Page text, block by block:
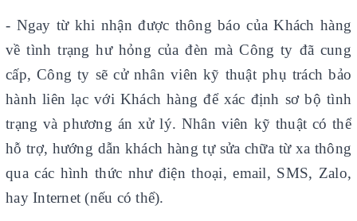
- Ngay từ khi nhận được thông báo của Khách hàng
về tình trạng hư hỏng của đèn mà Công ty đã cung
cấp, Công ty sẽ cử nhân viên kỹ thuật phụ trách bảo
hành liên lạc với Khách hàng để xác định sơ bộ tình
trạng và phương án xử lý. Nhân viên kỹ thuật có thể
hỗ trợ, hướng dẫn khách hàng tự sửa chữa từ xa thông
qua các hình thức như điện thoại, email, SMS, Zalo,
hay Internet (nếu có thể).